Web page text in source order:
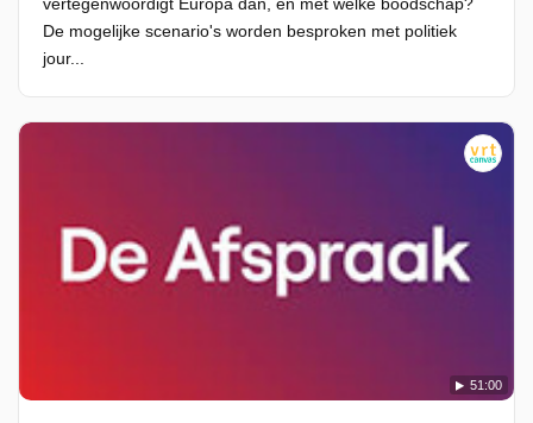
De mogelijke scenario's worden besproken met politiek
jour...
51:00